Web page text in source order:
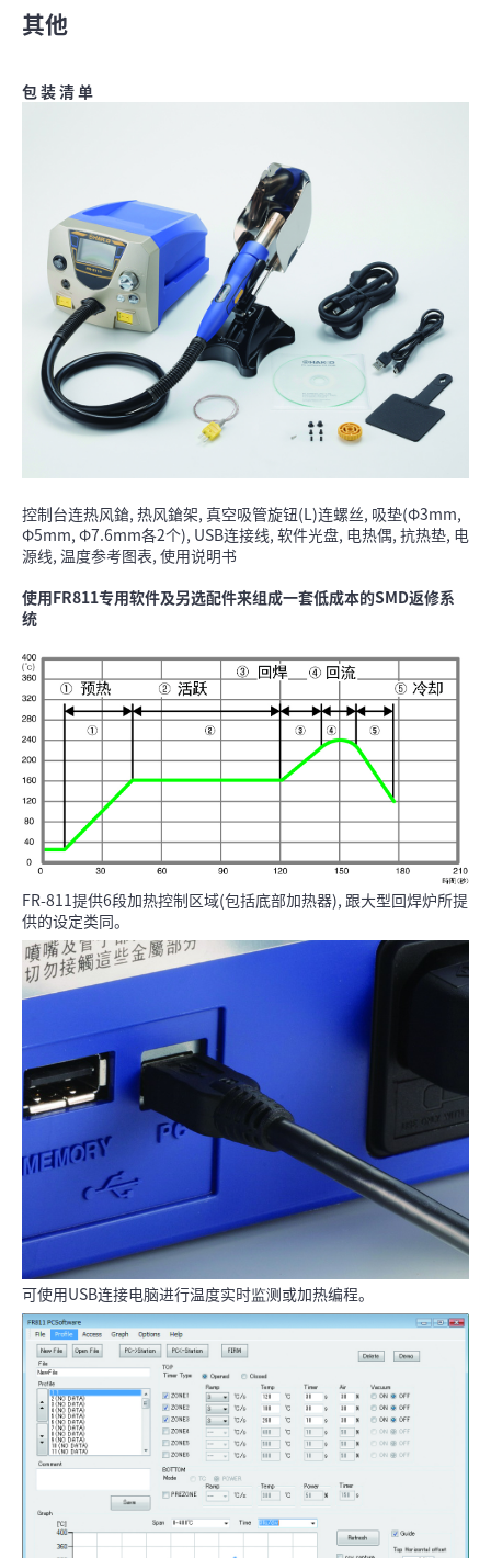
其他
包 装 清 单
控制台连热风鎗, 热风鎗架, 真空吸管旋钮(L)连螺丝, 吸垫(Φ3mm,
Φ5mm, Φ7.6mm各2个), USB连接线, 软件光盘, 电热偶, 抗热垫, 电
源线, 温度参考图表, 使用说明书
使用FR811专用软件及另选配件来组成一套低成本的SMD返修系
统
FR-811提供6段加热控制区域(包括底部加热器), 跟大型回焊炉所提
供的设定类同。
可使用USB连接电脑进行温度实时监测或加热编程。